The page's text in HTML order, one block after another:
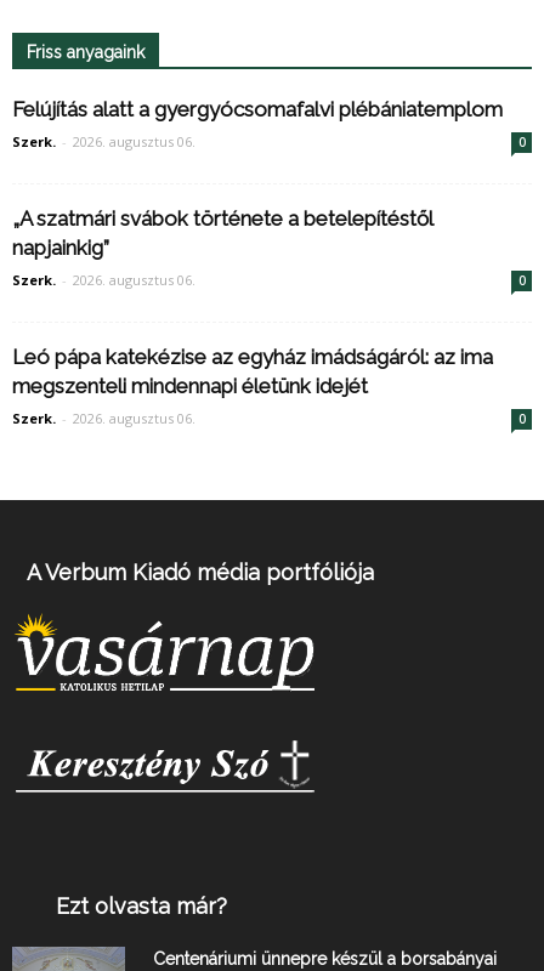
Friss anyagaink
Felújítás alatt a gyergyócsomafalvi plébániatemplom
Szerk. - 2026. augusztus 06. 0
„A szatmári svábok története a betelepítéstől
napjainkig”
Szerk. - 2026. augusztus 06. 0
Leó pápa katekézise az egyház imádságáról: az ima
megszenteli mindennapi életünk idejét
Szerk. - 2026. augusztus 06. 0
A Verbum Kiadó média portfóliója
Ezt olvasta már?
Centenáriumi ünnepre készül a borsabányai